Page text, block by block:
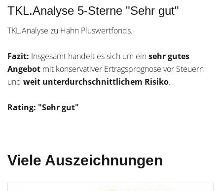
TKL.Analyse 5-Sterne "Sehr gut"
TKL.Analyse zu Hahn Pluswertfonds.
Fazit: Insgesamt handelt es sich um einsehr gutes
Angebot mit konservativer Ertragsprognose vor Steuern
und weit unterdurchschnittlichem Risiko.
Rating: "Sehr gut"
Viele Auszeichnungen